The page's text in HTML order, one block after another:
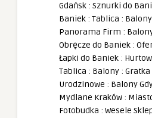
Gdańsk : Sznurki do
Baniek : Tablica :
Panorama Firm :
Obręcze do Baniek :
Łapki do Baniek :
Tablica : Balony : Gratka
Urodzinowe : Balony
Mydlane Kraków :
Fotobudka : Wesele